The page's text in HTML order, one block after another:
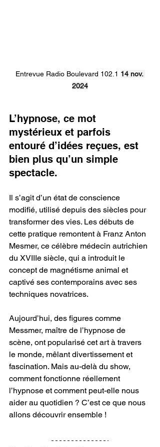
Entrevue Radio Boulevard 102.1 14 nov.
2024
L’hypnose, ce mot
mystérieux et parfois
entouré d’idées reçues, est
bien plus qu’un simple
spectacle.
Il s’agit d’un état de conscience
modifié, utilisé depuis des siècles pour
transformer des vies. Les débuts de
cette pratique remontent à Franz Anton
Mesmer, ce célèbre médecin autrichien
du XVIIIe siècle, qui a introduit le
concept de magnétisme animal et
captivé ses contemporains avec ses
techniques novatrices.
Aujourd’hui, des figures comme
Messmer, maître de l’hypnose de
scène, ont popularisé cet art à travers
le monde, mêlant divertissement et
fascination. Mais au-delà du show,
comment fonctionne réellement
l’hypnose et comment peut-elle nous
aider au quotidien ? C’est ce que nous
allons découvrir ensemble !